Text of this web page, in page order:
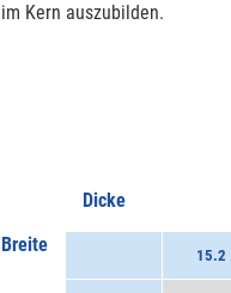
im Kern auszubilden.
Dicke
Breite
15.2